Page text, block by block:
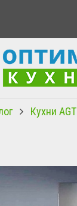
Кухни AGT